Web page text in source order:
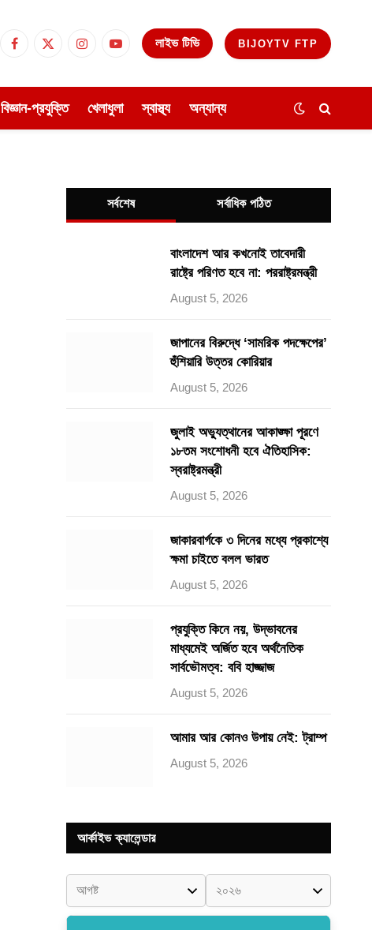
Facebook
X
InstagramYouTube
লাইভ টিভি BIJOYTV FTP
বিজ্ঞান-প্রযুক্তি খেলাধুলা স্বাস্থ্য অন্যান্য
সর্বশেষ সর্বাধিক পঠিত
বাংলাদেশ আর কখনোই তাবেদারী
রাষ্ট্রে পরিণত হবে না: পররাষ্ট্রমন্ত্রী
August 5, 2026
জাপানের বিরুদ্ধে ‘সামরিক পদক্ষেপের’
হুঁশিয়ারি উত্তর কোরিয়ার
August 5, 2026
জুলাই অভ্যুত্থানের আকাঙ্ক্ষা পূরণে
১৮তম সংশোধনী হবে ঐতিহাসিক:
স্বরাষ্ট্রমন্ত্রী
August 5, 2026
জাকারবার্গকে ৩ দিনের মধ্যে প্রকাশ্যে
ক্ষমা চাইতে বলল ভারত
August 5, 2026
প্রযুক্তি কিনে নয়, উদ্ভাবনের
মাধ্যমেই অর্জিত হবে অর্থনৈতিক
সার্বভৌমত্ব: ববি হাজ্জাজ
August 5, 2026
আমার আর কোনও উপায় নেই: ট্রাম্প
August 5, 2026
আর্কাইভ ক্যালেন্ডার